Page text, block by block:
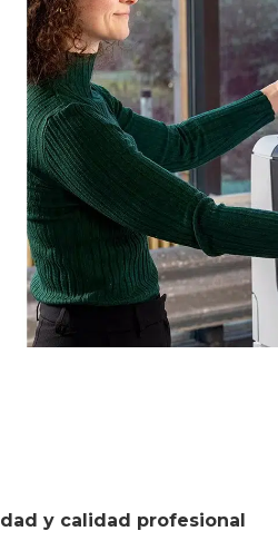
y calidad profesional